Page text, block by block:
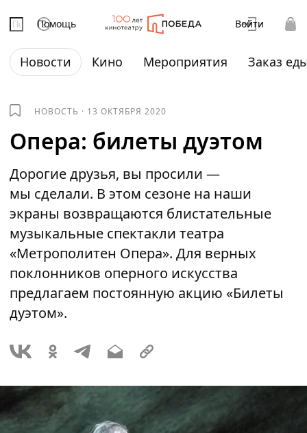
Помощь Войти
Новости Кино Мероприятия Заказ
НОВОСТЬ · 13 ОКТЯБРЯ 2020
Опера: билеты дуэтом
Дорогие друзья, вы просили —
мы сделали. В этом сезоне на наши
экраны возвращаются блистательные
музыкальные спектакли театра
«Метрополитен Опера». Для верных
поклонников оперного искусства
предлагаем постоянную акцию «Билеты
дуэтом».